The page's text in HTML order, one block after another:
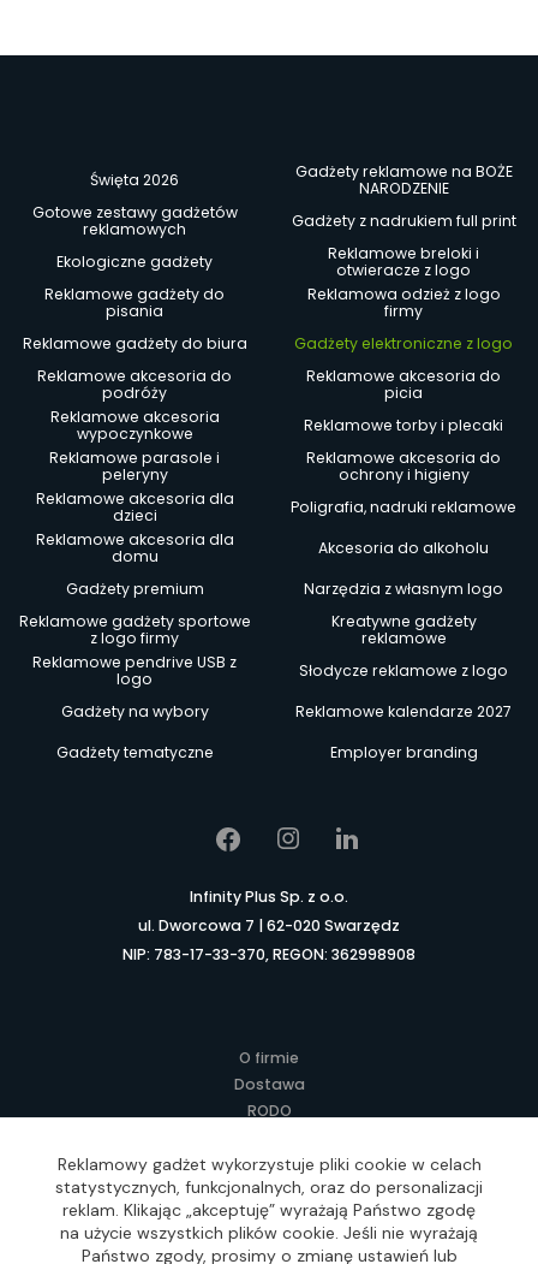
Święta 2026
Gadżety reklamowe na BOŻE
NARODZENIE
Gotowe zestawy gadżetów
reklamowych
Gadżety z nadrukiem full print
Ekologiczne gadżety
Reklamowe breloki i
otwieracze z logo
Reklamowe gadżety do
pisania
Reklamowa odzież z logo
firmy
Reklamowe gadżety do biura
Gadżety elektroniczne z logo
Reklamowe akcesoria do
podróży
Reklamowe akcesoria do
picia
Reklamowe akcesoria
wypoczynkowe
Reklamowe torby i plecaki
Reklamowe parasole i
peleryny
Reklamowe akcesoria do
ochrony i higieny
Reklamowe akcesoria dla
dzieci
Poligrafia, nadruki reklamowe
Reklamowe akcesoria dla
domu
Akcesoria do alkoholu
Gadżety premium
Narzędzia z własnym logo
Reklamowe gadżety sportowe
z logo firmy
Kreatywne gadżety
reklamowe
Reklamowe pendrive USB z
logo
Słodycze reklamowe z logo
Gadżety na wybory
Reklamowe kalendarze 2027
Gadżety tematyczne
Employer branding
Infinity Plus Sp. z o.o.
ul. Dworcowa 7 | 62-020 Swarzędz
NIP: 783-17-33-370, REGON: 362998908
O firmie
Dostawa
RODO
Regulamin
Lokalne Gadżety Reklamowe
Jak zamawiać?
Słownik pojęć
Reklamowy gadżet wykorzystuje pliki cookie w celach
statystycznych, funkcjonalnych, oraz do personalizacji
reklam. Klikając „akceptuję” wyrażają Państwo zgodę
na użycie wszystkich plików cookie. Jeśli nie wyrażają
Państwo zgody, prosimy o zmianę ustawień lub